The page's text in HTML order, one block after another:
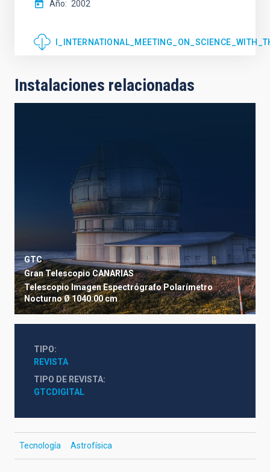
Año
2002
Instalaciones relacionadas
GTC
Gran Telescopio CANARIAS
TelescopioImagenEspectrógrafoPolarímetro
NocturnoØ 1040.00 cm
TIPO
REVISTA
TIPO DE REVISTA
GTCDIGITAL
Tecnología Astrofísica